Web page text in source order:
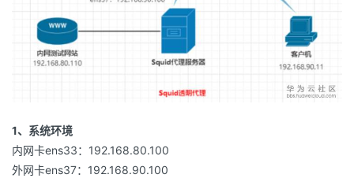
1、系统环境
内网卡ens33：192.168.80.100
外网卡ens37：192.168.90.100